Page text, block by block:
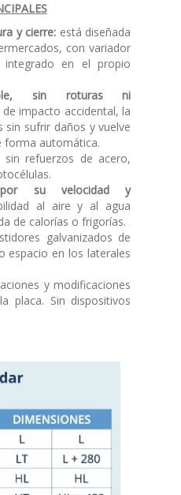
y cierre: está diseñada
con variador
integrado en el propio
sin roturas ni
de impacto accidental, la
sin sufrir daños y vuelve
forma automática.
sin refuerzos de acero,
por su velocidad y
al aire y al agua
de calorías o frigorías.
galvanizados de
espacio en los laterales
y modificaciones
placa. Sin dispositivos